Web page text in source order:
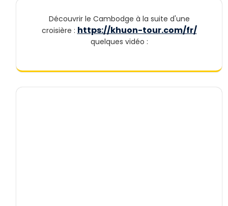
Découvrir le Cambodge à la suite d'une
croisière : https://khuon-tour.com/fr/
quelques vidéo :